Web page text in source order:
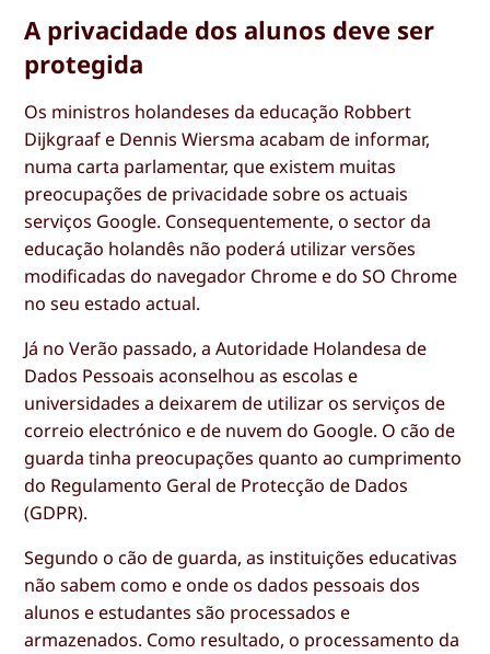
A privacidade dos alunos deve ser
protegida
Os ministros holandeses da educação Robbert
Dijkgraaf e Dennis Wiersma acabam de informar,
numa carta parlamentar, que existem muitas
preocupações de privacidade sobre os actuais
serviços Google. Consequentemente, o sector da
educação holandês não poderá utilizar versões
modificadas do navegador Chrome e do SO Chrome
no seu estado actual.
Já no Verão passado, a Autoridade Holandesa de
Dados Pessoais aconselhou as escolas e
universidades a deixarem de utilizar os serviços de
correio electrónico e de nuvem do Google. O cão de
guarda tinha preocupações quanto ao cumprimento
do Regulamento Geral de Protecção de Dados
(GDPR).
Segundo o cão de guarda, as instituições educativas
não sabem como e onde os dados pessoais dos
alunos e estudantes são processados e
armazenados. Como resultado, o processamento da